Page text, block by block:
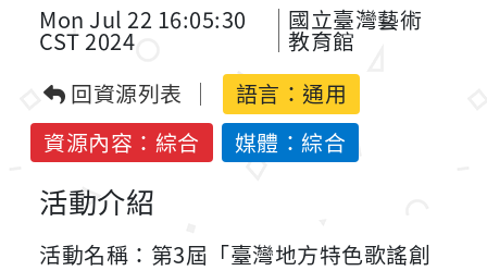
Mon Jul 22 16:05:30
CST 2024
國立臺灣藝術
教育館
回資源列表
語言：通用
資源內容：綜合
媒體：綜合
活動介紹
活動名稱：第3屆「臺灣地方特色歌謠創